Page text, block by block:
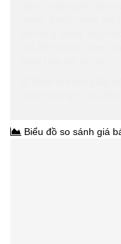
điện từ dàn lạnh đến
Biểu đồ so sánh giá